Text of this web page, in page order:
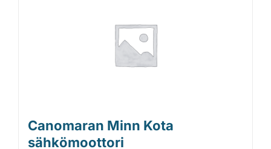
Canomaran Minn Kota
sähkömoottori